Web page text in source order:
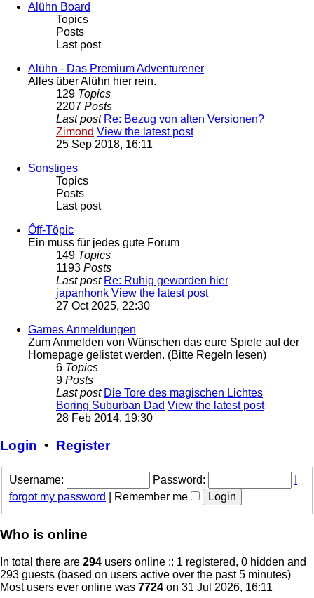
Alühn Board
Topics
Posts
Last post
Alühn - Das Premium Adventurener
Alles über Alühn hier rein.
129 Topics
2207 Posts
Last post Re: Bezug von alten Versionen?
Zimond View the latest post
25 Sep 2018, 16:11
Sonstiges
Topics
Posts
Last post
Ôff-Tôpic
Ein muss für jedes gute Forum
149 Topics
1193 Posts
Last post Re: Ruhig geworden hier
japanhonk View the latest post
27 Oct 2025, 22:30
Games Anmeldungen
Zum Anmelden von Wünschen das eure Spiele auf der
Homepage gelistet werden. (Bitte Regeln lesen)
6 Topics
9 Posts
Last post Die Tore des magischen Lichtes
Boring Suburban Dad View the latest post
28 Feb 2014, 19:30
Login • Register
Username: Password:
forgot my password
Remember me
Who is online
In total there are 294 users online :: 1 registered, 0 hidden and
293 guests (based on users active over the past 5 minutes)
Most users ever online was 7724 on 31 Jul 2026, 16:11